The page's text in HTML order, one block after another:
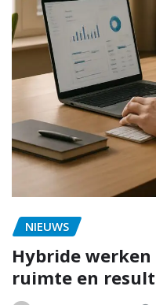
NIEUWS
Hybride
ruimte en